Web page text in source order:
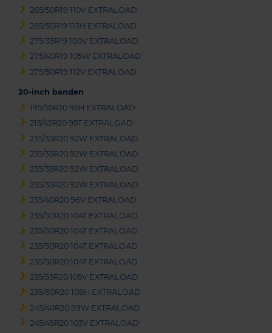
265/50R19 110V EXTRALOAD
265/55R19 113H EXTRALOAD
275/35R19 100V EXTRALOAD
275/40R19 105W EXTRALOAD
275/50R19 112V EXTRALOAD
20-inch banden
195/55R20 95H EXTRALOAD
215/45R20 95T EXTRALOAD
235/35R20 92W EXTRALOAD
235/35R20 92W EXTRALOAD
235/35R20 92W EXTRALOAD
235/35R20 92W EXTRALOAD
235/40R20 96V EXTRALOAD
235/50R20 104T EXTRALOAD
235/50R20 104T EXTRALOAD
235/50R20 104T EXTRALOAD
235/50R20 104T EXTRALOAD
235/55R20 105V EXTRALOAD
235/60R20 108H EXTRALOAD
245/40R20 99W EXTRALOAD
245/45R20 103V EXTRALOAD